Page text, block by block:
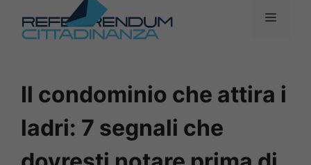
contenuto
MENU
Il condominio che attira i
ladri: 7 segnali che